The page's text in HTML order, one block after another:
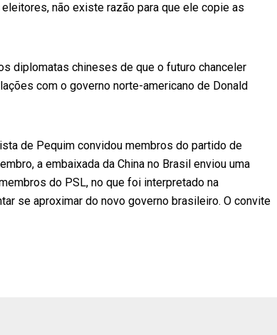
não existe razão para que ele copie as
diplomatas chineses de que o futuro chanceler
com o governo norte-americano de Donald
de Pequim convidou membros do partido de
a embaixada da China no Brasil enviou uma
do PSL, no que foi interpretado na
se aproximar do novo governo brasileiro. O convite